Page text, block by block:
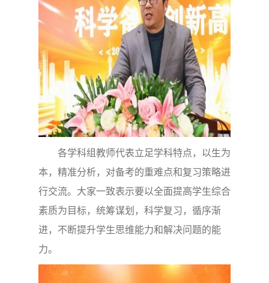
各学科组教师代表立足学科特点，以生为
本，精准分析，对备考的重难点和复习策略进
行交流。大家一致表示要以全面提高学生综合
素质为目标，统筹谋划，科学复习，循序渐
进，不断提升学生思维能力和解决问题的能
力。